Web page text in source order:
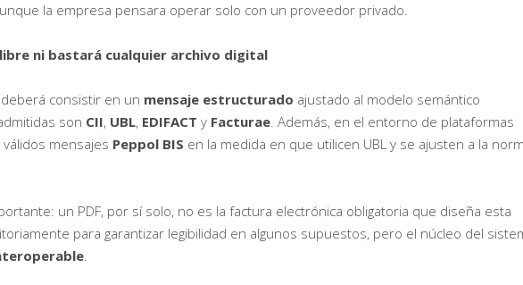
la empresa pensara operar solo con un proveedor privado.
ni bastará cualquier archivo digital
consistir en un mensaje estructurado ajustado al modelo semántico
son CII, UBL, EDIFACT y Facturae. Además, en el entorno de plataformas
mensajes Peppol BIS en la medida en que utilicen UBL y se ajusten a la
un PDF, por sí solo, no es la factura electrónica obligatoria que diseña esta
para garantizar legibilidad en algunos supuestos, pero el núcleo del
.